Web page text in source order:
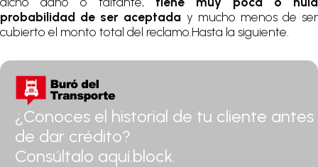
probabilidad de ser aceptada y mucho menos de ser
cubierto el monto total del reclamo.Hasta la siguiente.
¿Conoces el historial de tu cliente antes
de dar crédito?
Consúltalo aquí.block.